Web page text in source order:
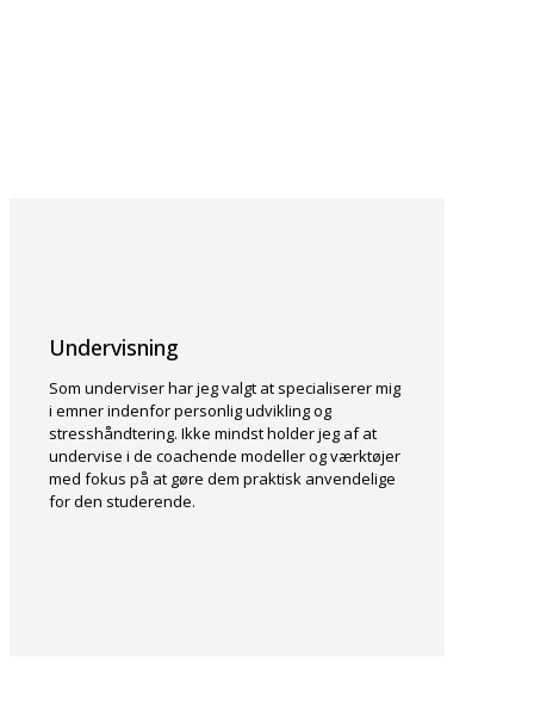
Undervisning
Som underviser har jeg valgt at specialiserer mig
i emner indenfor personlig udvikling og
stresshåndtering. Ikke mindst holder jeg af at
undervise i de coachende modeller og værktøjer
med fokus på at gøre dem praktisk anvendelige
for den studerende.